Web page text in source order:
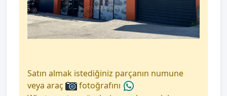
Satın almak istediğiniz parçanın numune
veya araç
fotoğrafını